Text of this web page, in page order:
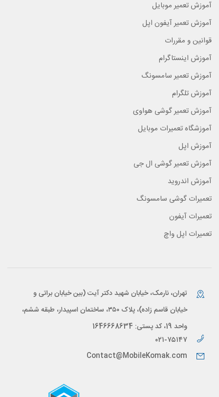
آموزش تعمیر موبایل
آموزش تعمیر آیفون اپل
قوانین و مقررات
آموزش اینستاگرام
آموزش تعمیر سامسونگ
آموزش تلگرام
آموزش تعمیر گوشی هواوی
آموزشگاه تعمیرات موبایل
آموزش اپل
آموزش تعمیر گوشی ال جی
آموزش اندروید
تعمیرات گوشی سامسونگ
تعمیرات آیفون
تعمیرات اپل واچ
تهران، نارمک، خیابان شهید دکتر آیت (بین خیابان براتی و
خیابان قاسم زاده)، پلاک ۳۵۰، ساختمان اسپیدار، طبقه ششم،
واحد 19، کد پستی: 1646668634
۰۲۱-۷۵۱۴۷
Contact@MobileKomak.com